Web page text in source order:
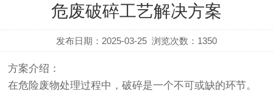
危废破碎工艺解决方案
发布日期：2025-03-25 浏览次数： 1350
方案介绍：
在危险废物处理过程中，破碎是一个不可或缺的环节。